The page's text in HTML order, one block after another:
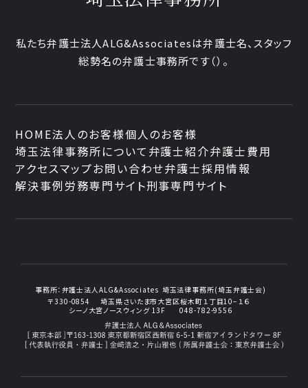
私たち弁護士法人ALG&Associatesは弁護士名、スタッフ
総勢名の弁護士事務所です（）。
HOME法人のお客様個人のお客様
埼玉法律事務所について 弁護士紹介弁護士費用
アクセスマップお問い合わせ弁護士採用情報
解決事例労務専門サイト刑事専門サイト
事務所： 弁護士法人ALG&Associates 埼玉法律事務所(埼玉弁護士会)
〒330-0854
埼玉県さいたま市大宮区桜木町１丁目10−１６
シーノ大宮ノースウィング 13F
048-782-9556